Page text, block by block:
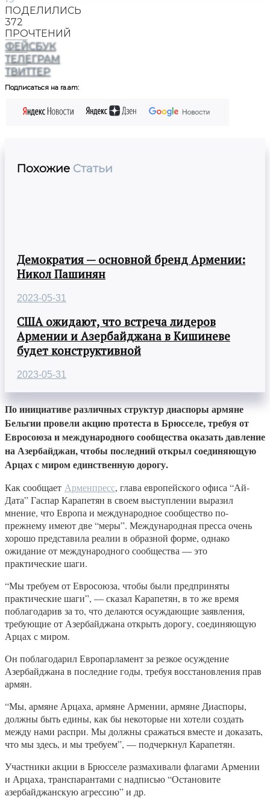
ПОДЕЛИЛИСЬ
372
ПРОЧТЕНИЙ
ФЕЙСБУК
ТЕЛЕГРАМ
ТВИТТЕР
Подписаться на ra.am:
Похожие Статьи
Демократия — основной бренд Армении:
Никол Пашинян
2023-05-31
США ожидают, что встреча лидеров
Армении и Азербайджана в Кишиневе
будет конструктивной
2023-05-31
По инициативе различных структур диаспоры армяне
Бельгии провели акцию протеста в Брюсселе, требуя от
Евросоюза и международного сообщества оказать давление
на Азербайджан, чтобы последний открыл соединяющую
Арцах с миром единственную дорогу.
Как сообщает Арменпресс, глава европейского офиса “Ай-
Дата” Гаспар Карапетян в своем выступлении выразил
мнение, что Европа и международное сообщество по-
прежнему имеют две “меры”. Международная пресса очень
хорошо представила реалии в образной форме, однако
ожидание от международного сообщества — это
практические шаги.
“Мы требуем от Евросоюза, чтобы были предприняты
практические шаги”, — сказал Карапетян, в то же время
поблагодарив за то, что делаются осуждающие заявления,
требующие от Азербайджана открыть дорогу, соединяющую
Арцах с миром.
Он поблагодарил Европарламент за резкое осуждение
Азербайджана в последние годы, требуя восстановления прав
армян.
“Мы, армяне Арцаха, армяне Армении, армяне Диаспоры,
должны быть едины, как бы некоторые ни хотели создать
между нами распри. Мы должны сражаться вместе и доказать,
что мы здесь, и мы требуем”, — подчеркнул Карапетян.
Участники акции в Брюсселе размахивали флагами Армении
и Арцаха, транспарантами с надписью “Остановите
азербайджанскую агрессию” и др.